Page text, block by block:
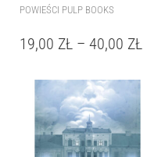
POWIEŚCI PULP BOOKS
19,00 ZŁ – 40,00 ZŁ